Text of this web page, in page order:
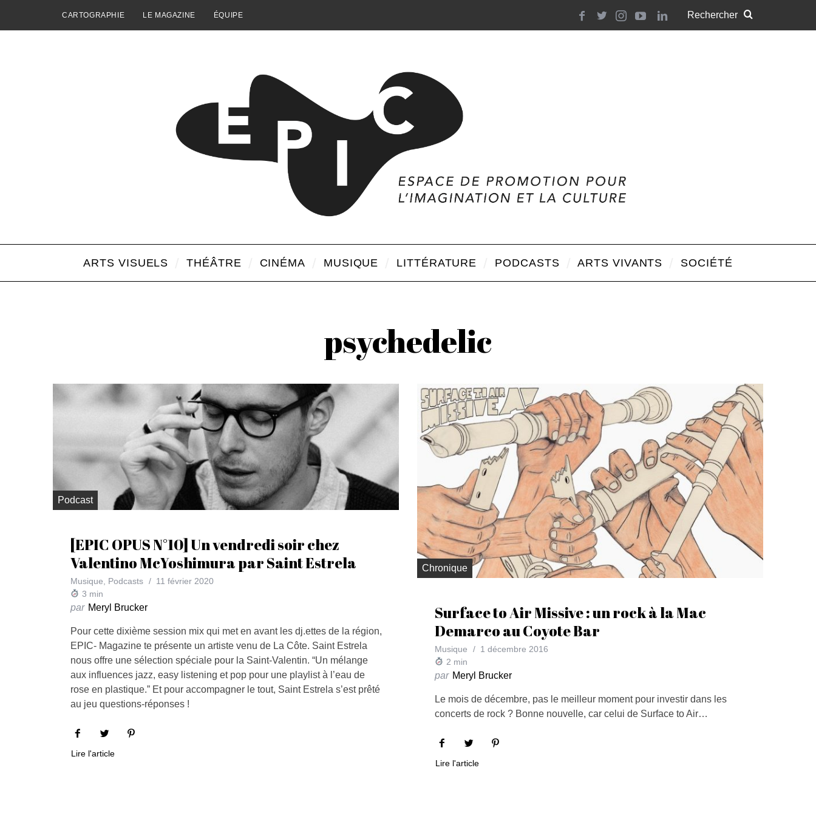
CARTOGRAPHIE LE MAGAZINE ÉQUIPE
ARTS VISUELS THÉÂTRE CINÉMA MUSIQUE LITTÉRATURE PODCASTS ARTS VIVANTS SOCIÉTÉ
psychedelic
Podcast
[EPIC OPUS N°10] Un vendredi soir chez
Valentino McYoshimura par Saint Estrela
Musique Podcasts
11 février 2020
3 min
par Meryl Brucker
Pour cette dixième session mix qui met en avant les dj.ettes de la région,
EPIC- Magazine te présente un artiste venu de La Côte. Saint Estrela
nous offre une sélection spéciale pour la Saint-Valentin. “Un mélange
aux influences jazz, easy listening et pop pour une playlist à l’eau de
rose en plastique.” Et pour accompagner le tout, Saint Estrela s’est prêté
au jeu questions-réponses !
Lire l'article
Chronique
Surface to Air Missive : un rock à la Mac
Demarco au Coyote Bar
Musique
1 décembre 2016
2 min
par Meryl Brucker
Le mois de décembre, pas le meilleur moment pour investir dans les
concerts de rock ? Bonne nouvelle, car celui de Surface to Air…
Lire l'article